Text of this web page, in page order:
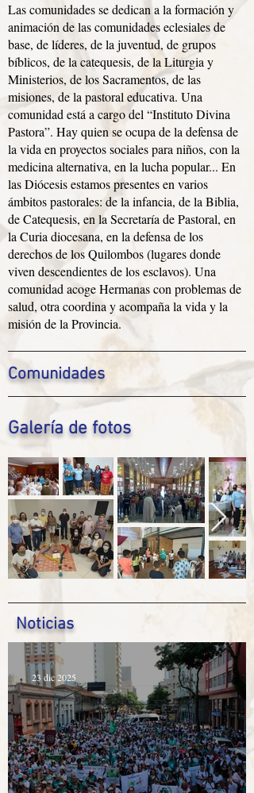
Las comunidades se dedican a la formación y
animación de las comunidades eclesiales de
base, de líderes, de la juventud, de grupos
bíblicos, de la catequesis, de la Liturgia y
Ministerios, de los Sacramentos, de las
misiones, de la pastoral educativa. Una
comunidad está a cargo del “Instituto Divina
Pastora”. Hay quien se ocupa de la defensa de
la vida en proyectos sociales para niños, con la
medicina alternativa, en la lucha popular... En
las Diócesis estamos presentes en varios
ámbitos pastorales: de la infancia, de la Biblia,
de Catequesis, en la Secretaría de Pastoral, en
la Curia diocesana, en la defensa de los
derechos de los Quilombos (lugares donde
viven descendientes de los esclavos). Una
comunidad acoge Hermanas con problemas de
salud, otra coordina y acompaña la vida y la
misión de la Provincia.
Comunidades
Galería de fotos
Noticias
23 dic 2025